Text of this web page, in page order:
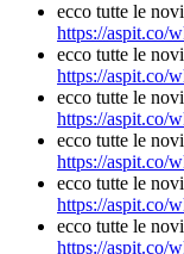
ecco tutte le
https://aspit.co/
ecco tutte le
https://aspit.co/
ecco tutte le
https://aspit.co/
ecco tutte le
https://aspit.co/
ecco tutte le
https://aspit.co/
ecco tutte le
https://aspit.co/